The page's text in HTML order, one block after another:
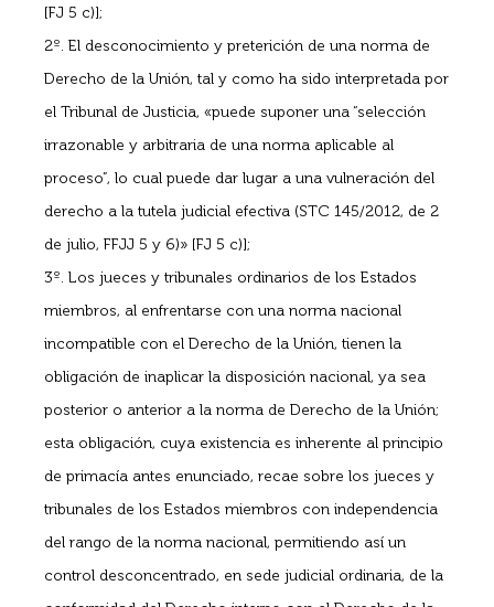
[FJ 5 c)];
2º. El desconocimiento y preterición de una norma de
Derecho de la Unión, tal y como ha sido interpretada por
el Tribunal de Justicia, «puede suponer una “selección
irrazonable y arbitraria de una norma aplicable al
proceso”, lo cual puede dar lugar a una vulneración del
derecho a la tutela judicial efectiva (STC 145/2012, de 2
de julio, FFJJ 5 y 6)» [FJ 5 c)];
3º. Los jueces y tribunales ordinarios de los Estados
miembros, al enfrentarse con una norma nacional
incompatible con el Derecho de la Unión, tienen la
obligación de inaplicar la disposición nacional, ya sea
posterior o anterior a la norma de Derecho de la Unión;
esta obligación, cuya existencia es inherente al principio
de primacía antes enunciado, recae sobre los jueces y
tribunales de los Estados miembros con independencia
del rango de la norma nacional, permitiendo así un
control desconcentrado, en sede judicial ordinaria, de la